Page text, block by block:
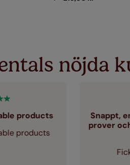
nöjda
products
products
Snappt,
prover